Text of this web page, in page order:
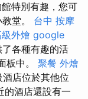
特別有趣，您可
堂。 台中 按摩
外燴 google
各種有趣的活
板中。 聚餐 外燴
店位於其他位
的酒店還設有一